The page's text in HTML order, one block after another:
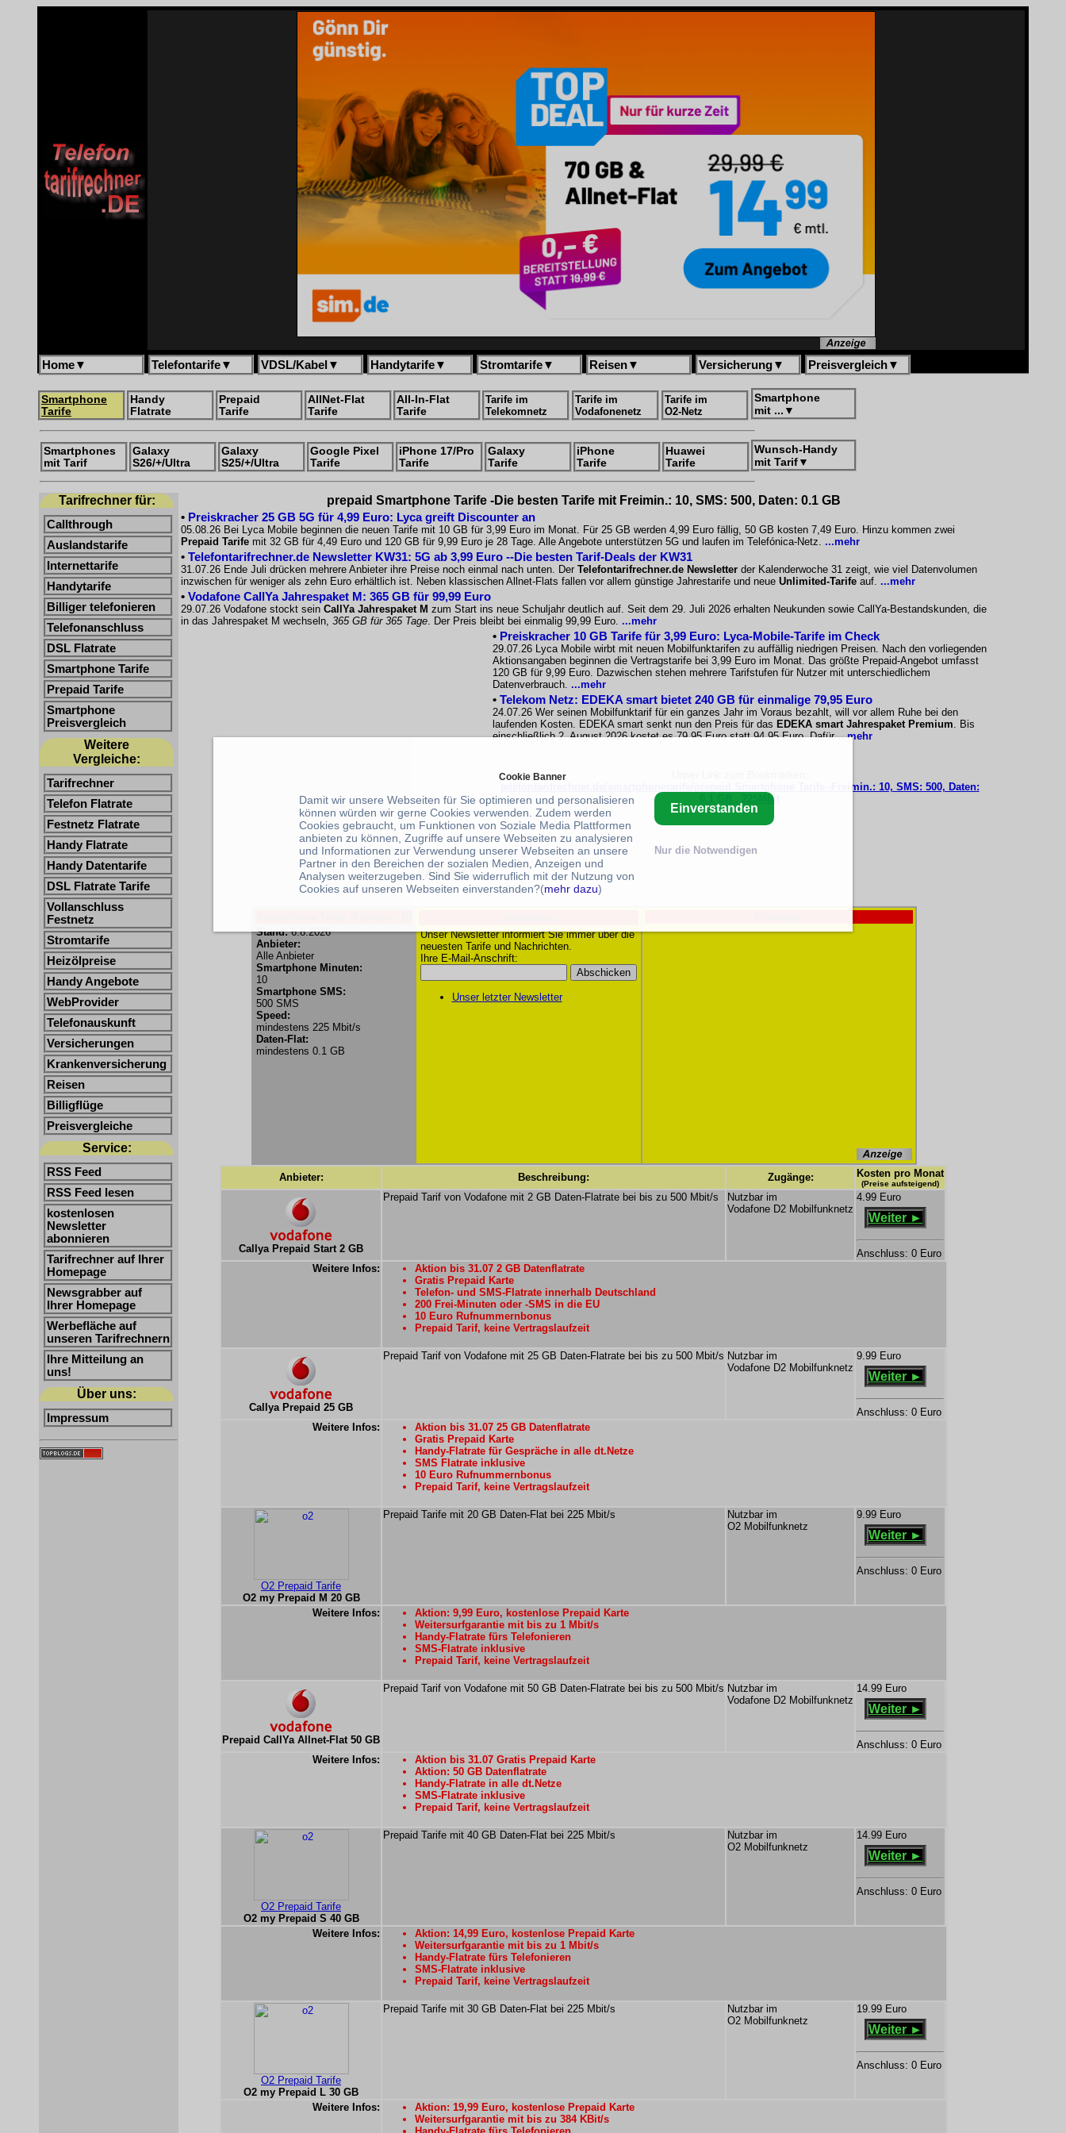
Home▼ Telefontarife▼ VDSL/Kabel ▼ Handytarife▼ Stromtarife▼ Reisen▼ Versicherung▼ Preisvergleich▼
Smartphone
Tarife
Handy
Flatrate
Prepaid
Tarife
AllNet-Flat
Tarife
All-In-Flat
Tarife
Tarife im
Telekomnetz
Tarife im
Vodafonenetz
Tarife im
O2-Netz
Smartphone
mit ... ▼
Smartphones
mit Tarif
Galaxy
S26/+/Ultra
Galaxy
S25/+/Ultra
Google Pixel
Tarife
iPhone 17/Pro
Tarife
Galaxy
Tarife
iPhone
Tarife
Huawei
Tarife
Wunsch-Handy
mit Tarif▼
Tarifrechner für:
Callthrough
Auslandstarife
Internettarife
Handytarife
Billiger telefonieren
Telefonanschluss
DSL Flatrate
Smartphone Tarife
Prepaid Tarife
Smartphone
Preisvergleich
Weitere
Vergleiche:
Tarifrechner
Telefon Flatrate
Festnetz Flatrate
Handy Flatrate
Handy Datentarife
DSL Flatrate Tarife
Vollanschluss
Festnetz
Stromtarife
Heizölpreise
Handy Angebote
WebProvider
Telefonauskunft
Versicherungen
Krankenversicherung
Reisen
Billigflüge
Preisvergleiche
Service:
RSS Feed
RSS Feed lesen
kostenlosen
Newsletter
abonnieren
Tarifrechner auf Ihrer
Homepage
Newsgrabber auf
Ihrer Homepage
Werbefläche auf
unseren Tarifrechnern
Ihre Mitteilung an
uns!
Über uns:
Impressum
prepaid Smartphone Tarife -Die besten Tarife mit Freimin.: 10, SMS: 500, Daten: 0.1 GB
• Preiskracher 25 GB 5G für 4,99 Euro: Lyca greift Discounter an
05.08.26 Bei Lyca Mobile beginnen die neuen Tarife mit 10 GB für 3,99 Euro im Monat. Für 25 GB werden 4,99 Euro fällig, 50 GB kosten 7,49 Euro. Hinzu kommen zwei
Prepaid Tarife mit 32 GB für 4,49 Euro und 120 GB für 9,99 Euro je 28 Tage. Alle Angebote unterstützen 5G und laufen im Telefónica-Netz. ...mehr
• Telefontarifrechner.de Newsletter KW31: 5G ab 3,99 Euro --Die besten Tarif-Deals der KW31
31.07.26 Ende Juli drücken mehrere Anbieter ihre Preise noch einmal nach unten. Der Telefontarifrechner.de Newsletter der Kalenderwoche 31 zeigt, wie viel Datenvolumen
inzwischen für weniger als zehn Euro erhältlich ist. Neben klassischen Allnet-Flats fallen vor allem günstige Jahrestarife und neue Unlimited-Tarife auf. ...mehr
• Vodafone CallYa Jahrespaket M: 365 GB für 99,99 Euro
29.07.26 Vodafone stockt sein CallYa Jahrespaket M zum Start ins neue Schuljahr deutlich auf. Seit dem 29. Juli 2026 erhalten Neukunden sowie CallYa-Bestandskunden, die
in das Jahrespaket M wechseln, 365 GB für 365 Tage. Der Preis bleibt bei einmalig 99,99 Euro. ...mehr
• Preiskracher 10 GB Tarife für 3,99 Euro: Lyca-Mobile-Tarife im Check
29.07.26 Lyca Mobile wirbt mit neuen Mobilfunktarifen zu auffällig niedrigen Preisen. Nach den vorliegenden
Aktionsangaben beginnen die Vertragstarife bei 3,99 Euro im Monat. Das größte Prepaid-Angebot umfasst
120 GB für 9,99 Euro. Dazwischen stehen mehrere Tarifstufen für Nutzer mit unterschiedlichem
Datenverbrauch. ...mehr
• Telekom Netz: EDEKA smart bietet 240 GB für einmalige 79,95 Euro
24.07.26 Wer seinen Mobilfunktarif für ein ganzes Jahr im Voraus bezahlt, will vor allem Ruhe bei den
laufenden Kosten. EDEKA smart senkt nun den Preis für das EDEKA smart Jahrespaket Premium. Bis
einschließlich 2. August 2026 kostet es 79,95 Euro statt 94,95 Euro. Dafür...mehr
telefontarifrechner.de/smartphonetarife/prepaid Smartphone Tarife -Freimin.: 10, SMS: 500, Daten:
0.1 GB , 225Mbit
Stand:6.8.2026
Anbieter:
Alle Anbieter
Smartphone Minuten:
10
Smartphone SMS:
500 SMS
Speed:
mindestens 225 Mbit/s
Daten-Flat:
mindestens 0.1 GB
Unser Newsletter informiert Sie immer über die
neuesten Tarife und Nachrichten.
Ihre E-Mail-Anschrift:
Unser letzter Newsletter
Anbieter: Beschreibung: Zugänge: Kosten pro Monat
(Preise aufsteigend)
Callya Prepaid Start 2 GB
Prepaid Tarif von Vodafone mit 2 GB Daten-Flatrate bei bis zu 500 Mbit/s
Nutzbar im
Vodafone D2 Mobilfunknetz
4.99 Euro
Weiter ►
Anschluss: 0 Euro
Weitere Infos:
Aktion bis 31.07 2 GB Datenflatrate
Gratis Prepaid Karte
Telefon- und SMS-Flatrate innerhalb Deutschland
200 Frei-Minuten oder -SMS in die EU
10 Euro Rufnummernbonus
Prepaid Tarif, keine Vertragslaufzeit
Callya Prepaid 25 GB
Prepaid Tarif von Vodafone mit 25 GB Daten-Flatrate bei bis zu 500 Mbit/s Nutzbar im
Vodafone D2 Mobilfunknetz
9.99 Euro
Weiter ►
Anschluss: 0 Euro
Weitere Infos:
Aktion bis 31.07 25 GB Datenflatrate
Gratis Prepaid Karte
Handy-Flatrate für Gespräche in alle dt.Netze
SMS Flatrate inklusive
10 Euro Rufnummernbonus
Prepaid Tarif, keine Vertragslaufzeit
O2 Prepaid Tarife
O2 my Prepaid M 20 GB
Prepaid Tarife mit 20 GB Daten-Flat bei 225 Mbit/s
Nutzbar im
O2 Mobilfunknetz
9.99 Euro
Weiter ►
Anschluss: 0 Euro
Weitere Infos:
Aktion: 9,99 Euro, kostenlose Prepaid Karte
Weitersurfgarantie mit bis zu 1 Mbit/s
Handy-Flatrate fürs Telefonieren
SMS-Flatrate inklusive
Prepaid Tarif, keine Vertragslaufzeit
Prepaid CallYa Allnet-Flat 50 GB
Prepaid Tarif von Vodafone mit 50 GB Daten-Flatrate bei bis zu 500 Mbit/s Nutzbar im
Vodafone D2 Mobilfunknetz
14.99 Euro
Weiter ►
Anschluss: 0 Euro
Weitere Infos:
Aktion bis 31.07 Gratis Prepaid Karte
Aktion: 50 GB Datenflatrate
Handy-Flatrate in alle dt.Netze
SMS-Flatrate inklusive
Prepaid Tarif, keine Vertragslaufzeit
O2 Prepaid Tarife
O2 my Prepaid S 40 GB
Prepaid Tarife mit 40 GB Daten-Flat bei 225 Mbit/s
Nutzbar im
O2 Mobilfunknetz
14.99 Euro
Weiter ►
Anschluss: 0 Euro
Weitere Infos:
Aktion: 14,99 Euro, kostenlose Prepaid Karte
Weitersurfgarantie mit bis zu 1 Mbit/s
Handy-Flatrate fürs Telefonieren
SMS-Flatrate inklusive
Prepaid Tarif, keine Vertragslaufzeit
O2 Prepaid Tarife
O2 my Prepaid L 30 GB
Prepaid Tarife mit 30 GB Daten-Flat bei 225 Mbit/s
Nutzbar im
O2 Mobilfunknetz
19.99 Euro
Weiter ►
Anschluss: 0 Euro
Weitere Infos:
Aktion: 19,99 Euro, kostenlose Prepaid Karte
Weitersurfgarantie mit bis zu 384 KBit/s
Cookie Banner
Damit wir unsere Webseiten für Sie optimieren und personalisieren
können würden wir gerne Cookies verwenden. Zudem werden
Cookies gebraucht, um Funktionen von Soziale Media Plattformen
anbieten zu können, Zugriffe auf unsere Webseiten zu analysieren
und Informationen zur Verwendung unserer Webseiten an unsere
Partner in den Bereichen der sozialen Medien, Anzeigen und
Analysen weiterzugeben. Sind Sie widerruflich mit der Nutzung von
Cookies auf unseren Webseiten einverstanden?(mehr dazu)
Einverstanden
Nur die Notwendigen